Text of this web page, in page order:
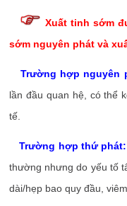
Xuất tinh sớm
sớm nguyên phát và
Trường hợp nguyên
lần đầu quan hệ, có thể
tế.
Trường hợp thứ phát:
thường nhưng do yếu tố
dài/hẹp bao quy đầu,